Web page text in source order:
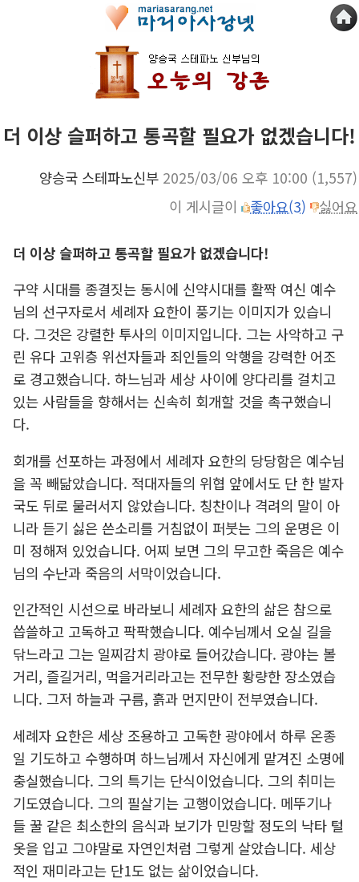
더 이상 슬퍼하고 통곡할 필요가 없겠습니다!
양승국 스테파노신부 2025/03/06 오후 10:00 (1,557)
이 게시글이
좋아요(3) 싫어요
더 이상 슬퍼하고 통곡할 필요가 없겠습니다!
구약 시대를 종결짓는 동시에 신약시대를 활짝 여신 예수
님의 선구자로서 세례자 요한이 풍기는 이미지가 있습니
다. 그것은 강렬한 투사의 이미지입니다. 그는 사악하고 구
린 유다 고위층 위선자들과 죄인들의 악행을 강력한 어조
로 경고했습니다. 하느님과 세상 사이에 양다리를 걸치고
있는 사람들을 향해서는 신속히 회개할 것을 촉구했습니
다.
회개를 선포하는 과정에서 세례자 요한의 당당함은 예수님
을 꼭 빼닮았습니다. 적대자들의 위협 앞에서도 단 한 발자
국도 뒤로 물러서지 않았습니다. 칭찬이나 격려의 말이 아
니라 듣기 싫은 쓴소리를 거침없이 퍼붓는 그의 운명은 이
미 정해져 있었습니다. 어찌 보면 그의 무고한 죽음은 예수
님의 수난과 죽음의 서막이었습니다.
인간적인 시선으로 바라보니 세례자 요한의 삶은 참으로
씁쓸하고 고독하고 팍팍했습니다. 예수님께서 오실 길을
닦느라고 그는 일찌감치 광야로 들어갔습니다. 광야는 볼
거리, 즐길거리, 먹을거리라고는 전무한 황량한 장소였습
니다. 그저 하늘과 구름, 흙과 먼지만이 전부였습니다.
세례자 요한은 세상 조용하고 고독한 광야에서 하루 온종
일 기도하고 수행하며 하느님께서 자신에게 맡겨진 소명에
충실했습니다. 그의 특기는 단식이었습니다. 그의 취미는
기도였습니다. 그의 필살기는 고행이었습니다. 메뚜기나
들 꿀 같은 최소한의 음식과 보기가 민망할 정도의 낙타 털
옷을 입고 그야말로 자연인처럼 그렇게 살았습니다. 세상
적인 재미라고는 단1도 없는 삶이었습니다.